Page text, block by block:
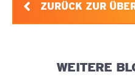
ZURÜCK ZUR
WEITERE